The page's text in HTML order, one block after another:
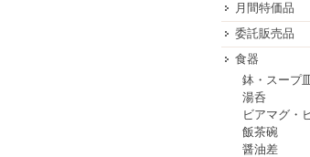
月間特価品
委託販売品
食器
鉢・スープ皿
湯呑
ビアマグ・
飯茶碗
醤油差